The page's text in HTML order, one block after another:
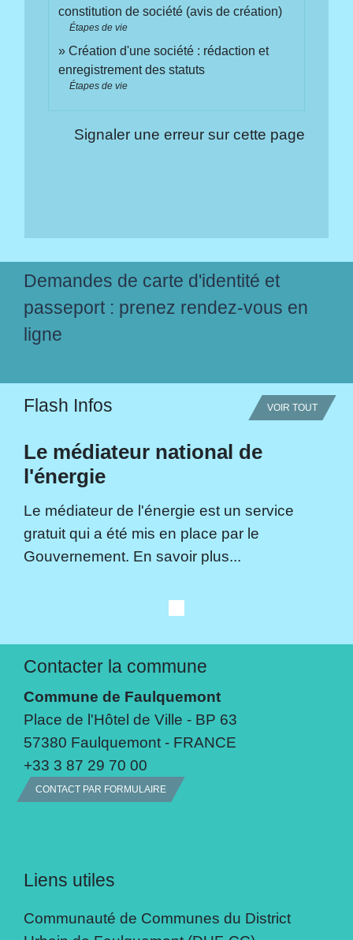
constitution de société (avis de création)
Étapes de vie
Création d'une société : rédaction et
enregistrement des statuts
Étapes de vie
Signaler une erreur sur cette page
Demandes de carte d'identité et
passeport : prenez rendez-vous en
ligne
Flash Infos VOIR TOUT
Le médiateur national de
l'énergie
Le médiateur de l'énergie est un service
gratuit qui a été mis en place par le
Gouvernement. En savoir plus...
Contacter la commune
Commune de Faulquemont
Place de l'Hôtel de Ville - BP 63
57380 Faulquemont - FRANCE
+33 3 87 29 70 00
CONTACT PAR FORMULAIRE
Liens utiles
Communauté de Communes du District